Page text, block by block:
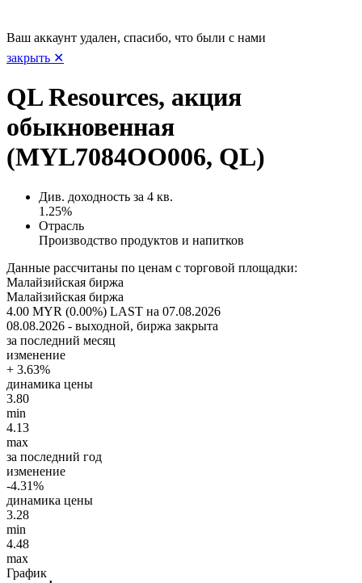
Ваш аккаунт удален, спасибо, что были с нами
закрыть ✕
QL Resources, акция
обыкновенная
(MYL7084OO006, QL)
Див. доходность за 4 кв.
1.25%
Отрасль
Производство продуктов и напитков
Данные рассчитаны по ценам с торговой площадки:
Малайзийская биржа
Малайзийская биржа
4.00 MYR (0.00%) LAST на 07.08.2026
08.08.2026 - выходной, биржа закрыта
за последний месяц
изменение
+ 3.63%
динамика цены
3.80
min
4.13
max
за последний год
изменение
-4.31%
динамика цены
3.28
min
4.48
max
График